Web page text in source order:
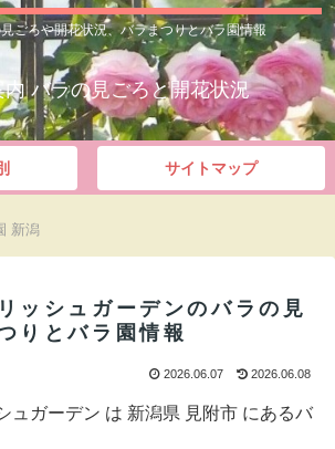
ごろや開花状況、バラまつりとバラ園情報
バラの見ごろと開花状況
サイトマップ
新潟
ッシュガーデンのバラの見
りとバラ園情報
2026.06.07 2026.06.08
ュガーデン は 新潟県 見附市 にあるバ